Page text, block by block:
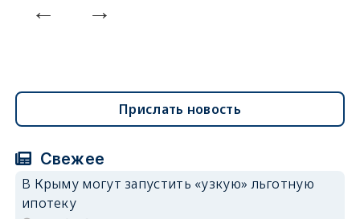
Прислать новость
Свежее
В Крыму могут запустить «узкую» льготную
ипотеку